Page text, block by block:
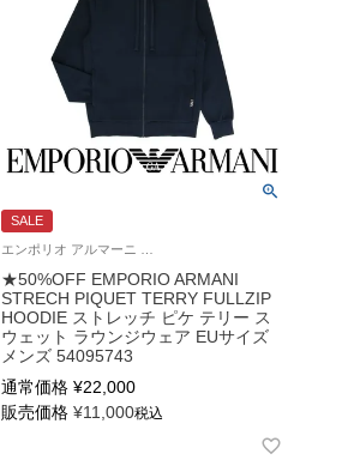
SALE
★50%OFF EMPORIO ARMANI
STRECH PIQUET TERRY FULLZIP
HOODIE ストレッチ ピケ テリー ス
ウェット ラウンジウェア EUサイズ
メンズ 54095743
通常価格 ¥22,000
販売価格 ¥11,000税込